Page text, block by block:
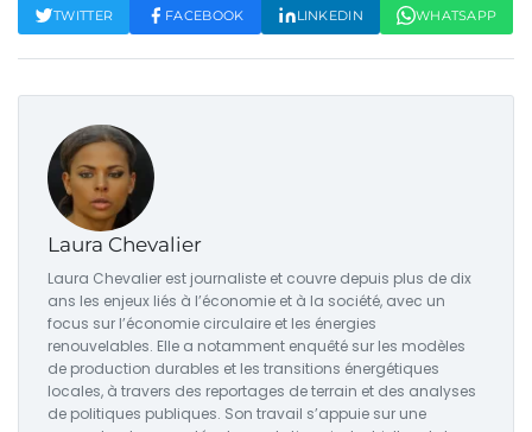
TWITTER FACEBOOK LINKEDIN WHATSAPP
Laura Chevalier
Laura Chevalier est journaliste et couvre depuis plus de dix
ans les enjeux liés à l’économie et à la société, avec un
focus sur l’économie circulaire et les énergies
renouvelables. Elle a notamment enquêté sur les modèles
de production durables et les transitions énergétiques
locales, à travers des reportages de terrain et des analyses
de politiques publiques. Son travail s’appuie sur une